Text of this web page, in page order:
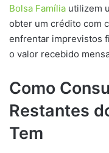
Bolsa Família utilizem
obter um crédito com
enfrentar imprevistos
o valor recebido
Como
Restantes
Tem